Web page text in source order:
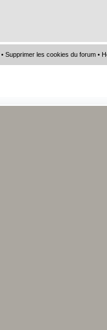
•Supprimer les cookies du forum •